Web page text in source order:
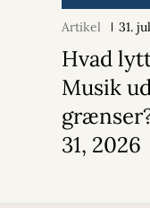
Artikel 31.
Hvad
Musik
31, 2026